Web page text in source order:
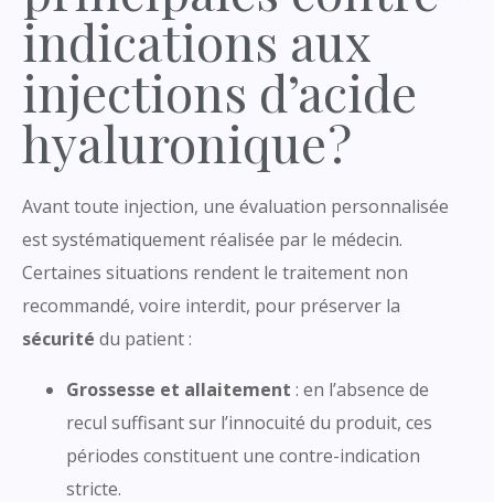
indications aux
injections d’acide
hyaluronique ?
Avant toute injection, une évaluation personnalisée
est systématiquement réalisée par le médecin.
Certaines situations rendent le traitement non
recommandé, voire interdit, pour préserver la
sécurité du patient :
Grossesse et allaitement : en l’absence de
recul suffisant sur l’innocuité du produit, ces
périodes constituent une contre-indication
stricte.